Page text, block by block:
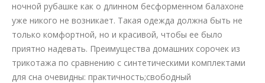
ночной рубашке как о длинном бесформенном балахоне
уже никого не возникает. Такая одежда должна быть не
только комфортной, но и красивой, чтобы ее было
приятно надевать. Преимущества домашних сорочек из
трикотажа по сравнению с синтетическими комплектами
для сна очевидны: практичность;свободный